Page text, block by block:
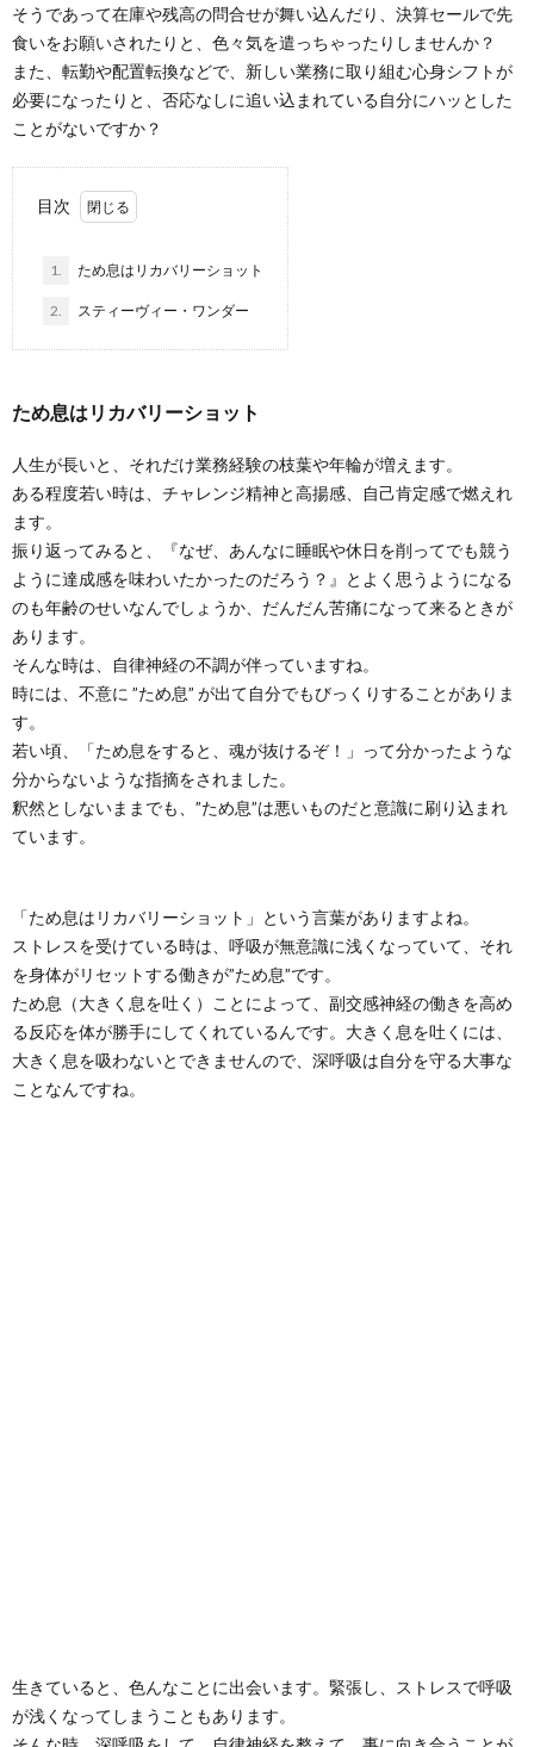
そうであって在庫や残高の問合せが舞い込んだり、決算セールで先
食いをお願いされたりと、色々気を遣っちゃったりしませんか？
また、転勤や配置転換などで、新しい業務に取り組む心身シフトが
必要になったりと、否応なしに追い込まれている自分にハッとした
ことがないですか？
目次
1. ため息はリカバリーショット
2. スティーヴィー・ワンダー
ため息はリカバリーショット
人生が長いと、それだけ業務経験の枝葉や年輪が増えます。
ある程度若い時は、チャレンジ精神と高揚感、自己肯定感で燃えれ
ます。
振り返ってみると、『なぜ、あんなに睡眠や休日を削ってでも競う
ように達成感を味わいたかったのだろう？』とよく思うようになる
のも年齢のせいなんでしょうか、だんだん苦痛になって来るときが
あります。
そんな時は、自律神経の不調が伴っていますね。
時には、不意に ”ため息” が出て自分でもびっくりすることがありま
す。
若い頃、「ため息をすると、魂が抜けるぞ！」って分かったような
分からないような指摘をされました。
釈然としないままでも、”ため息”は悪いものだと意識に刷り込まれ
ています。
「ため息はリカバリーショット」という言葉がありますよね。
ストレスを受けている時は、呼吸が無意識に浅くなっていて、それ
を身体がリセットする働きが”ため息”です。
ため息（大きく息を吐く）ことによって、副交感神経の働きを高め
る反応を体が勝手にしてくれているんです。大きく息を吐くには、
大きく息を吸わないとできませんので、深呼吸は自分を守る大事な
ことなんですね。
生きていると、色んなことに出会います。 緊張し、ストレスで呼吸
が浅くなってしまうこともあります。